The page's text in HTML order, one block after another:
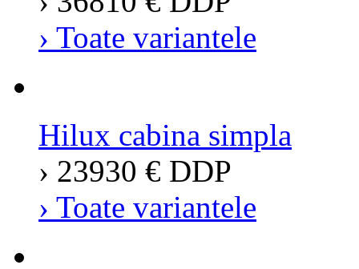
› Toate variantele
Hilux cabina simpla
› 23930 € DDP
› Toate variantele